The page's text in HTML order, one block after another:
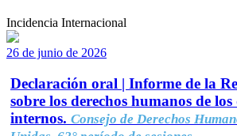
Incidencia Internacional
26 de junio de 2026
Declaración oral | Informe de la
sobre los derechos humanos de los
internos. Consejo de Derechos